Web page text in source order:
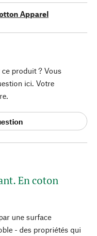
En coton
une surface
- des propriétés qui
Apparel
produit ? Vous
ici. Votre